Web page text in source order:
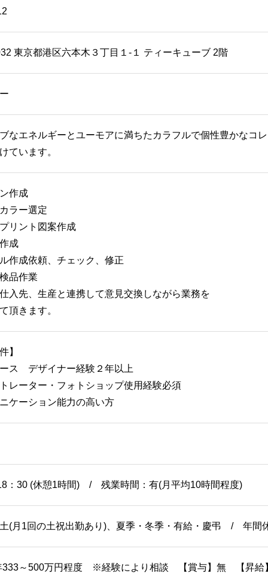
東京都港区六本木３丁目１-１ ティーキューブ 2階
なエネルギーとユーモアに満ちたカラフルで個性豊かなコ
ています。
作成
ラー選定
リント図案作成
成
作成依頼、チェック、修正
品作業
入先、生産と連携して意見交換しながら業務を
きます。
】
ス デザイナー経験２年以上
レーター・フォトショップ使用経験必須
ケーション能力の高い方
：30 (休憩1時間) / 残業時間：有(月平均10時間程度)
(月1回の土祝出勤あり)、夏季・冬季・有給・慶弔 / 年間
333～500万円程度 ※経験により相談 【賞与】無 【昇給